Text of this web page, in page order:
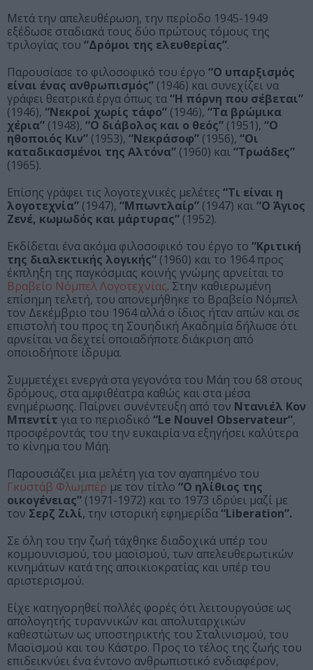
Μετά την απελευθέρωση, την περίοδο 1945-1949
εξέδωσε σταδιακά τους δύο πρώτους τόμους της
τριλογίας του “Δρόμοι της ελευθερίας”.
Παρουσίασε το φιλοσοφικό του έργο “Ο υπαρξισμός
είναι ένας ανθρωπισμός” (1946) και συνεχίζει να
γράφει θεατρικά έργα όπως τα“Η πόρνη που σέβεται”
(1946), “Νεκροί χωρίς τάφο” (1946), “Τα βρώμικα
χέρια” (1948), “Ο διάβολος και ο θεός” (1951), “Ο
ηθοποιός Κιν” (1953), “Νεκράσοφ” (1956), “Οι
καταδικασμένοι της Αλτόνα” (1960) και“Τρωάδες”
(1965).
Επίσης γράφει τις λογοτεχνικές μελέτες “Τι είναι η
λογοτεχνία” (1947), “Μπωντλαίρ” (1947) και“Ο Άγιος
Ζενέ, κωμωδός και μάρτυρας” (1952).
Εκδίδεται ένα ακόμα φιλοσοφικό του έργο το “Κριτική
της διαλεκτικής λογικής” (1960) και το 1964 προς
έκπληξη της παγκόσμιας κοινής γνώμης αρνείται το
Βραβείο Νόμπελ Λογοτεχνίας. Στην καθιερωμένη
επίσημη τελετή, του απονεμήθηκε το Βραβείο Νόμπελ
τον Δεκέμβριο του 1964 αλλά ο ίδιος ήταν απών και σε
επιστολή του προς τη Σουηδική Ακαδημία δήλωσε ότι
αρνείται να δεχτεί οποιαδήποτε διάκριση από
οποιοδήποτε ίδρυμα.
Συμμετέχει ενεργά στα γεγονότα του Μάη του ΄68 στους
δρόμους, στα αμφιθέατρα καθώς και στα μέσα
ενημέρωσης. Παίρνει συνέντευξη από τον Ντανιέλ Κον
Μπεντίτ για το περιοδικό “Le Nouvel Observateur”,
προσφέροντάς του την ευκαιρία να εξηγήσει καλύτερα
το κίνημα του Μάη.
Παρουσιάζει μια μελέτη για τον αγαπημένο του
Γκυστάβ Φλωμπέρ με τον τίτλο “Ο ηλίθιος της
οικογένειας” (1971-1972) και το 1973 ιδρύει μαζί με
τον Σερζ Ζιλί, την ιστορική εφημερίδα“Liberation”.
Σε όλη του την ζωή τάχθηκε διαδοχικά υπέρ του
κομμουνισμού, του μαοϊσμού, των απελευθερωτικών
κινημάτων κατά της αποικιοκρατίας και υπέρ του
αριστερισμού.
Είχε κατηγορηθεί πολλές φορές ότι λειτουργούσε ως
απολογητής τυραννικών και απολυταρχικών
καθεστώτων ως υποστηρικτής του Σταλινισμού, του
Μαοϊσμού και του Κάστρο. Προς το τέλος της ζωής του
επιδεικνύει ένα έντονο ανθρωπιστικό ενδιαφέρον,